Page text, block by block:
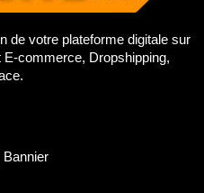
de votre plateforme digitale sur
commerce, Dropshipping,
Bannier